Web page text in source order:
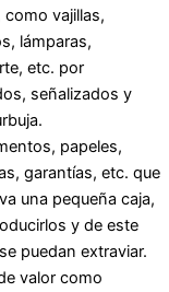
vajillas,
lámparas,
etc. por
señalizados y
papeles,
garantías, etc. que
una pequeña caja,
y de este
puedan extraviar.
valor como